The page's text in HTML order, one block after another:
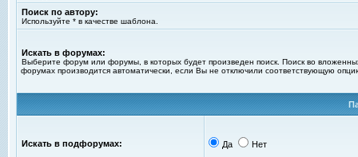
Поиск по автору:
Используйте * в качестве шаблона.
Искать в форумах:
Выберите форум или форумы, в которых будет произведен поиск. Поиск во
форумах производится автоматически, если Вы не отключили соответствующую
Искать в подфорумах: Да Нет